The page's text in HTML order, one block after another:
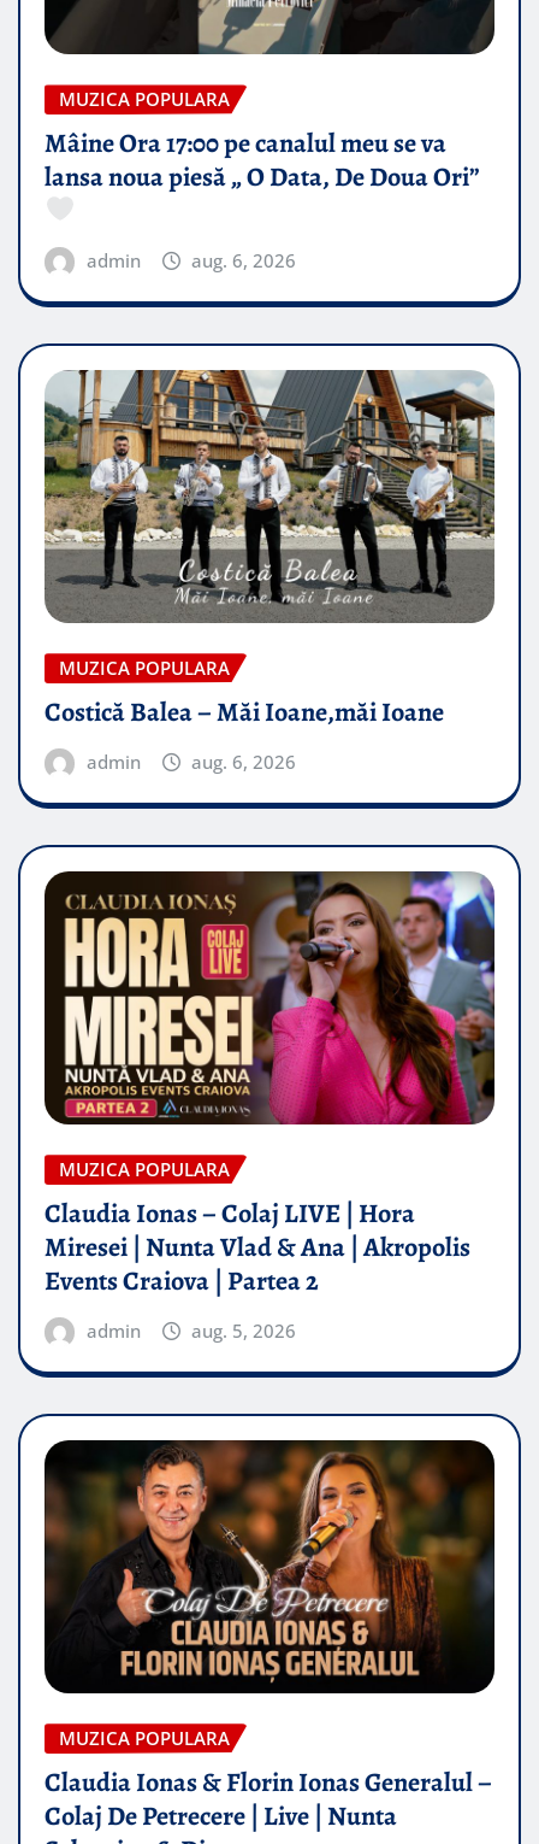
MUZICA POPULARA
Mâine Ora 17:00 pe canalul meu se va
lansa noua piesă „ O Data, De Doua Ori”
admin aug. 6, 2026
MUZICA POPULARA
Costică Balea – Măi Ioane,măi Ioane
admin aug. 6, 2026
MUZICA POPULARA
Claudia Ionas – Colaj LIVE | Hora
Miresei | Nunta Vlad & Ana | Akropolis
Events Craiova | Partea 2
admin aug. 5, 2026
MUZICA POPULARA
Claudia Ionas & Florin Ionas Generalul –
Colaj De Petrecere | Live | Nunta